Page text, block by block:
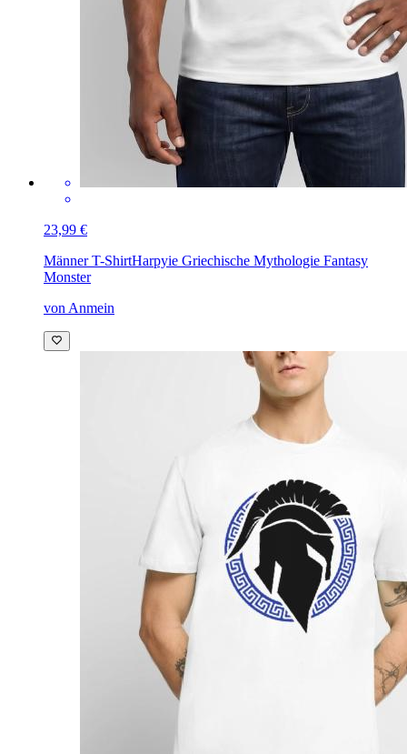
23,99 €
Männer T-ShirtHarpyie Griechische Mythologie Fantasy
Monster
von Anmein